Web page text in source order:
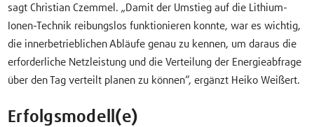
sagt Christian Czemmel. „Damit der Umstieg auf die Lithium-
Ionen-Technik reibungslos funktionieren konnte, war es wichtig,
die innerbetrieblichen Abläufe genau zu kennen, um daraus die
erforderliche Netzleistung und die Verteilung der Energieabfrage
über den Tag verteilt planen zu können“, ergänzt Heiko Weißert.
Erfolgsmodell(e)